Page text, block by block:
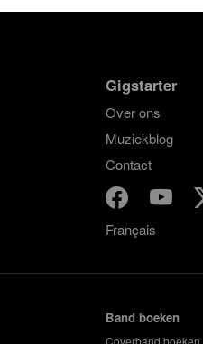
Gigstarter
Over ons
Muziekblog
Contact
Français
Band boeken
Coverband boeken